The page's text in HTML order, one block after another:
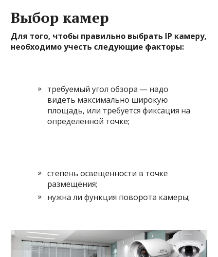
Выбор камер
Для того, чтобы правильно выбрать IP камеру,
необходимо учесть следующие факторы:
требуемый угол обзора — надо
видеть максимально широкую
площадь, или требуется фиксация на
определенной точке;
степень освещенности в точке
размещения;
нужна ли функция поворота камеры;